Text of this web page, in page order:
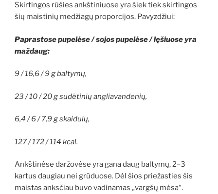
Skirtingos rūšies ankštiniuose yra šiek tiek skirtingos
šių maistinių medžiagų proporcijos. Pavyzdžiui:
Paprastose pupelėse / sojos pupelėse / lęšiuose yra
maždaug:
9 / 16,6 / 9 g baltymų,
23 / 10 / 20 g sudėtinių angliavandenių,
6,4 / 6 / 7,9 g skaidulų,
127 / 172 / 114 kcal.
Ankštinėse daržovėse yra gana daug baltymų, 2–3
kartus daugiau nei grūduose. Dėl šios priežasties šis
maistas anksčiau buvo vadinamas „vargšų mėsa“.